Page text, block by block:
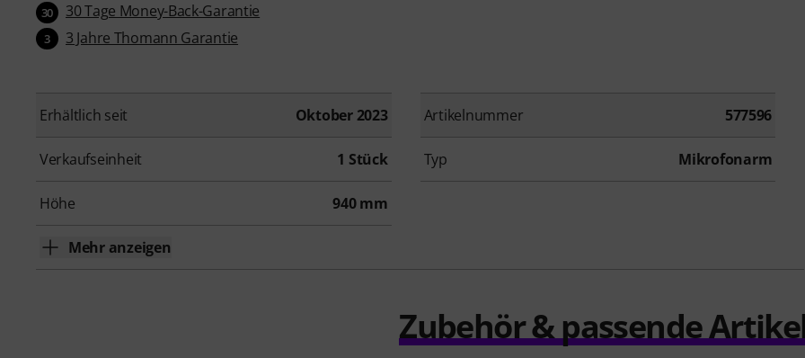
30 30 Tage Money-Back-Garantie
3 3 Jahre Thomann Garantie
Erhältlich seit Oktober 2023 Artikelnummer 577596
Verkaufseinheit 1 Stück Typ Mikrofonarm
Höhe 940 mm
Mehr anzeigen
Zubehör & passende